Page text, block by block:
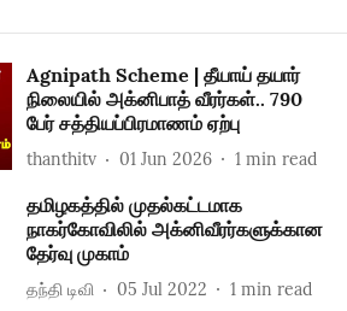
Agnipath Scheme | தீயாய் தயார்
நிலையில் அக்னிபாத் வீரர்கள்.. 790
பேர் சத்தியப்பிரமாணம் ஏற்பு
thanthitv 01 Jun 2026 1 min read
தமிழகத்தில் முதல்கட்டமாக
நாகர்கோவிலில் அக்னிவீரர்களுக்கான
தேர்வு முகாம்
தந்தி டிவி 05 Jul 2022 1 min read